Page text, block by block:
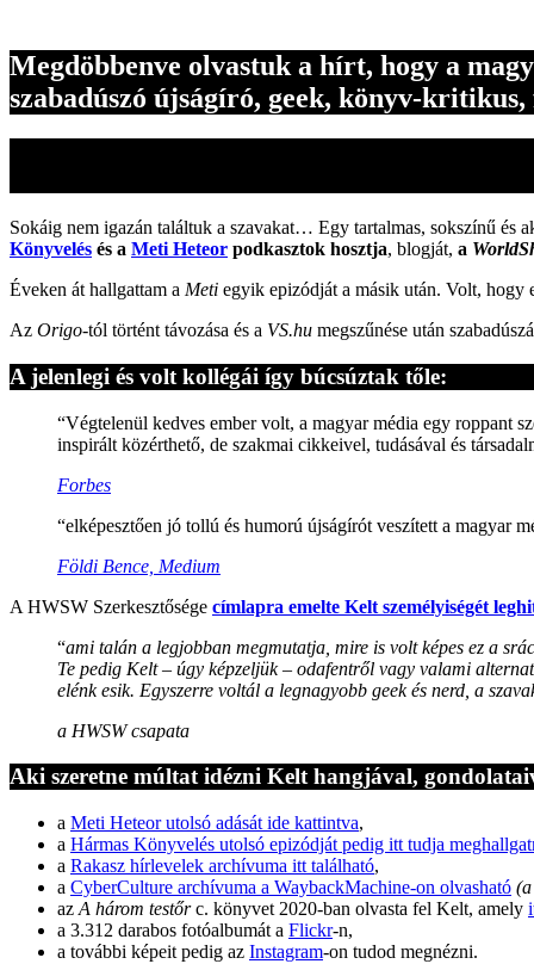
Megdöbbenve olvastuk a hírt, hogy a
szabadúszó újságíró, geek, könyv-
Sokáig nem igazán találtuk a szavakat… Egy tartalmas, sokszínű és
Könyvelés és a Meti Heteor podkasztok hosztja, blogját, a
Éveken át hallgattam a Meti egyik epizódját a másik után. Volt, hogy
Az Origo-tól történt távozása és a VS.hu megszűnése után
A jelenlegi és volt kollégái így búcsúztak tőle:
“Végtelenül kedves ember volt, a magyar média egy roppant
inspirált közérthető, de szakmai cikkeivel, tudásával és
Forbes
“elképesztően jó tollú és humorú újságírót veszített a magyar
Földi Bence, Medium
A HWSW Szerkesztősége címlapra emelte Kelt személyiségét
“ami talán a legjobban megmutatja, mire is volt képes ez a
Te pedig Kelt – úgy képzeljük – odafentről vagy valami
elénk esik. Egyszerre voltál a legnagyobb geek és nerd, a
a HWSW csapata
Aki szeretne múltat idézni Kelt hangjával,
a Meti Heteor utolsó adását ide kattintva,
a Hármas Könyvelés utolsó epizódját pedig itt tudja
a Rakasz hírlevelek archívuma itt található,
a CyberCulture archívuma a WaybackMachine-on olvasható
az A három testőrc. könyvet 2020-ban olvasta fel Kelt, amely
a 3.312 darabos fotóalbumát a Flickr-n,
a további képeit pedig az Instagram-on tudod megnézni.